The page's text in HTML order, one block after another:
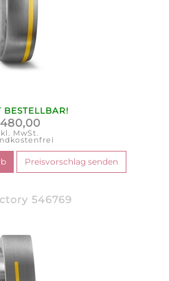
BESTELLBAR!
480,00
MwSt.
546769